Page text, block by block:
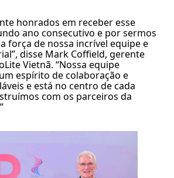
honrados em receber esse
ano consecutivo e por sermos
força de nossa incrível equipe e
disse Mark Coffield, gerente
Vietnã. “Nossa equipe
espírito de colaboração e
e está no centro de cada
com os parceiros da